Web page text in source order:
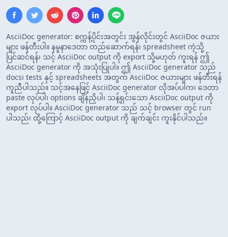
AsciiDoc generator: စက္ကန့်ပိုင်းအတွင်း အွန်လိုင်းတွင် AsciiDoc ဇယား
များ ဖန်တီးပါ။ နမူနာဒေတာ တည်ဆောက်ရန်၊ spreadsheet ကဲ့သို့
ပြင်ဆင်ရန်၊ သင့် AsciiDoc output ကို export သို့မဟုတ် ကူးရန် ဤ
AsciiDoc generator ကို အသုံးပြုပါ။ ဤ AsciiDoc generator သည်
docs၊ tests နှင့် spreadsheets အတွက် AsciiDoc ဇယားများ ဖန်တီးရန်
ကူညီပါသည်။ သင့်အနေဖြင့် AsciiDoc generator လိုအပ်ပါက၊ ဒေတာ
paste လုပ်ပါ၊ options ချိန်ညှိပါ၊ သန့်ရှင်းသော AsciiDoc output ကို
export လုပ်ပါ။ AsciiDoc generator သည် သင့် browser တွင် run
ပါသည်၊ ထို့ကြောင့် AsciiDoc output ကို ချက်ချင်း ကူးနိုင်ပါသည်။